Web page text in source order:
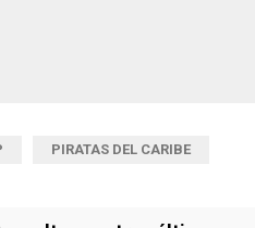
PIRATAS DEL CARIBE